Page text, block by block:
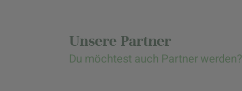
Unsere Partner
Du möchtest auch Partner werden?